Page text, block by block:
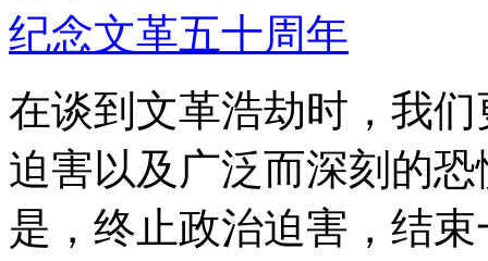
纪念文革五十周年
在谈到文革浩劫时，我
迫害以及广泛而深刻的
是，终止政治迫害，结